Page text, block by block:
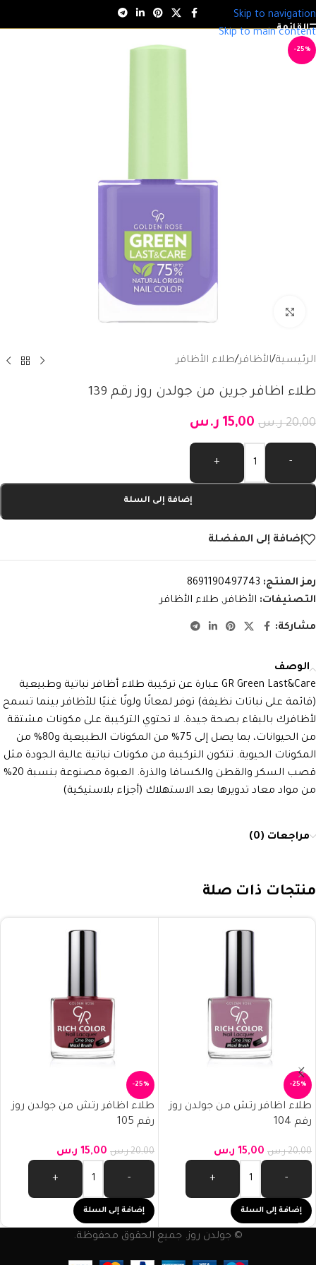
Skip to navigation
Skip to main content
القائمة
-25%
الرئيسية/الأظافر/طلاء الأظافر
طلاء اظافر جرين من جولدن روز رقم 139
20,00 ر.س 15,00 ر.س
-
+
إضافة إلى السلة
Alternative:
إضافة إلى المفضلة
رمز المنتج: 8691190497743
التصنيفات: الأظافر, طلاء الأظافر
مشاركة:
الوصف
GR Green Last&Care عبارة عن تركيبة طلاء أظافر نباتية وطبيعية
(قائمة على نباتات نظيفة) توفر لمعانًا ولونًا غنيًا للأظافر بينما تسمح
لأظافرك بالبقاء بصحة جيدة. لا تحتوي التركيبة على مكونات مشتقة
من الحيوانات، بما يصل إلى 75% من المكونات الطبيعية و80% من
المكونات الحيوية. تتكون التركيبة من مكونات نباتية عالية الجودة مثل
قصب السكر والقطن والكسافا والذرة. العبوة مصنوعة بنسبة 20%
من مواد معاد تدويرها بعد الاستهلاك (أجزاء بلاستيكية)
مراجعات (0)
منتجات ذات صلة
-25%
طلاء اظافر رتش من جولدن روز
رقم 104
20,00 ر.س 15,00 ر.س
-
+
إضافة إلى السلة
-25%
طلاء اظافر رتش من جولدن روز
رقم 105
20,00 ر.س 15,00 ر.س
-
+
إضافة إلى السلة
© جولدن روز. جميع الحقوق محفوظة.